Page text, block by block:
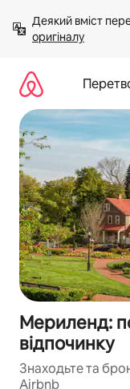
вмісту
Деякий вміст
оригіналу
Мериленд:
відпочинку
Знаходьте та
Airbnb